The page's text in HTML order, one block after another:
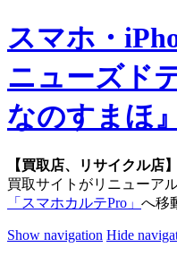
スマホ・
ニューズド
なのすまほ』
【買取店、リサイクル店
買取サイトがリニューア
「スマホカルテPro」 へ移
Show navigation Hide